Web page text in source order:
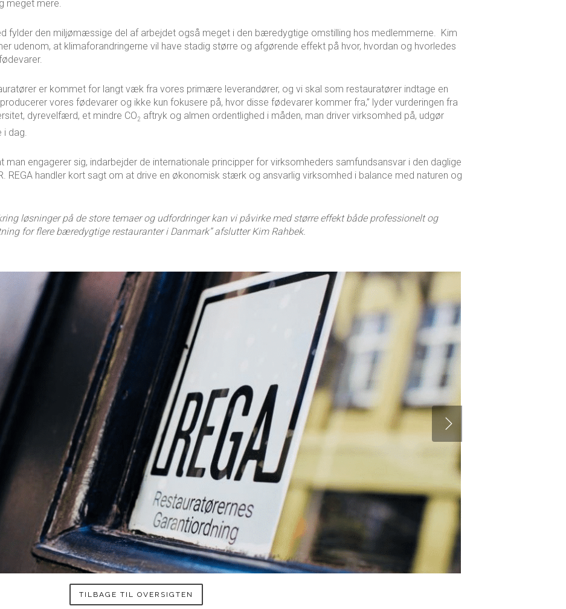
meget mere.
fylder den miljømæssige del af arbejdet også meget i den bæredygtige omstilling hos medlemmerne. Kim
udenom, at klimaforandringerne vil have stadig større og afgørende effekt på hvor, hvordan og hvorledes
er kommet for langt væk fra vores primære leverandører, og vi skal som restauratører indtage en
vores fødevarer og ikke kun fokusere på, hvor disse fødevarer kommer fra,” lyder vurderingen fra
dyrevelfærd, et mindre CO2 aftryk og almen ordentlighed i måden, man driver virksomhed på, udgør
dag.
engagerer sig, indarbejder de internationale principper for virksomheders samfundsansvar i den daglige
REGA handler kort sagt om at drive en økonomisk stærk og ansvarlig virksomhed i balance med naturen og
løsninger på de store temaer og udfordringer kan vi påvirke med større effekt både professionelt og
for flere bæredygtige restauranter i Danmark” afslutter Kim Rahbek.
TILBAGE TIL OVERSIGTEN